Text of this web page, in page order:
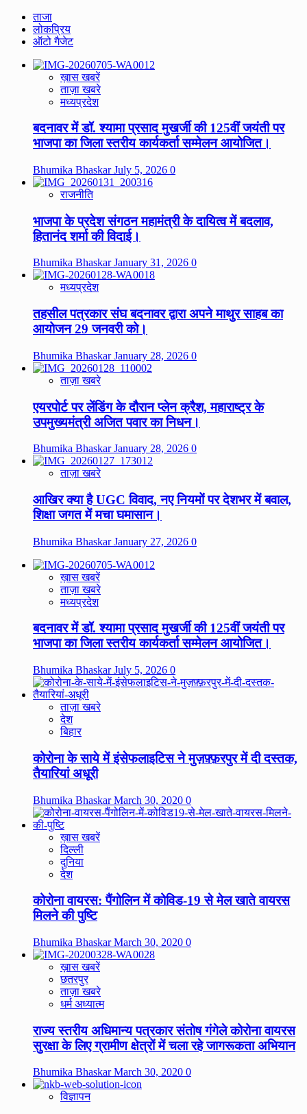
ताजा
लोकप्रिय
ऑटो गैजेट
ख़ास खबरें
ताज़ा खबरे
मध्यप्रदेश
बदनावर में डॉ. श्यामा प्रसाद मुखर्जी की 125वीं जयंती पर
भाजपा का जिला स्तरीय कार्यकर्ता सम्मेलन आयोजित।
Bhumika BhaskarJuly 5, 2026 0
राजनीति
भाजपा के प्रदेश संगठन महामंत्री के दायित्व में बदलाव,
हितानंद शर्मा की विदाई।
Bhumika BhaskarJanuary 31, 2026 0
मध्यप्रदेश
तहसील पत्रकार संघ बदनावर द्वारा अपने माथुर साहब का
आयोजन 29 जनवरी को।
Bhumika BhaskarJanuary 28, 2026 0
ताज़ा खबरे
एयरपोर्ट पर लेंडिंग के दौरान प्लेन क्रैश, महाराष्ट्र के
उपमुख्यमंत्री अजित पवार का निधन।
Bhumika BhaskarJanuary 28, 2026 0
ताज़ा खबरे
आखिर क्या है UGC विवाद, नए नियमों पर देशभर में बवाल,
शिक्षा जगत में मचा घमासान।
Bhumika BhaskarJanuary 27, 2026 0
ख़ास खबरें
ताज़ा खबरे
मध्यप्रदेश
बदनावर में डॉ. श्यामा प्रसाद मुखर्जी की 125वीं जयंती पर
भाजपा का जिला स्तरीय कार्यकर्ता सम्मेलन आयोजित।
Bhumika BhaskarJuly 5, 2026 0
ताज़ा खबरे
देश
बिहार
कोरोना के साये में इंसेफलाइटिस ने मुज़फ़्फ़रपुर में दी दस्तक,
तैयारियां अधूरी
Bhumika BhaskarMarch 30, 2020 0
ख़ास खबरें
दिल्ली
दुनिया
देश
कोरोना वायरस: पैंगोलिन में कोविड-19 से मेल खाते वायरस
मिलने की पुष्टि
Bhumika BhaskarMarch 30, 2020 0
ख़ास खबरें
छतरपुर
ताज़ा खबरे
धर्म अध्यात्म
राज्य स्तरीय अधिमान्य पत्रकार संतोष गंगेले कोरोना वायरस
सुरक्षा के लिए ग्रामीण क्षेत्रों में चला रहे जागरूकता अभियान
Bhumika BhaskarMarch 30, 2020 0
विज्ञापन